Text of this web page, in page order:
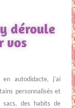
déroule
vos
autodidacte, j’ai
personnalisés et
des habits de